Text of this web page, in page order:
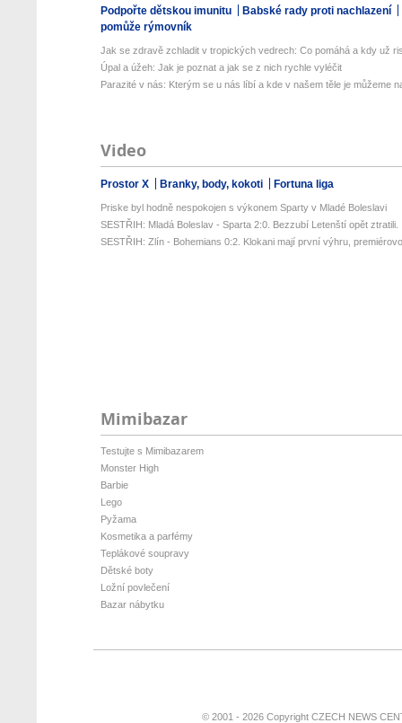
Podpořte dětskou imunitu
Babské rady proti nachlazení
pomůže rýmovník
Jak se zdravě zchladit v tropických vedrech: Co pomáhá a kdy už
Úpal a úžeh: Jak je poznat a jak se z nich rychle vyléčit
Parazité v nás: Kterým se u nás líbí a kde v našem těle je můžeme
Video
Prostor X Branky, body, kokoti Fortuna liga
Priske byl hodně nespokojen s výkonem Sparty v Mladé Boleslavi
SESTŘIH: Mladá Boleslav - Sparta 2:0. Bezzubí Letenští opět ztratili.
SESTŘIH: Zlín - Bohemians 0:2. Klokani mají první výhru,
Mimibazar
Testujte s Mimibazarem
Monster High
Barbie
Lego
Pyžama
Kosmetika a parfémy
Teplákové soupravy
Dětské boty
Ložní povlečení
Bazar nábytku
© 2001 - 2026 Copyright CZECH NEWS